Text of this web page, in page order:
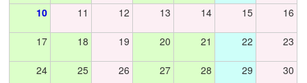
10 11 12 13 14 15 16
17 18 19 20 21 22 23
24 25 26 27 28 29 30